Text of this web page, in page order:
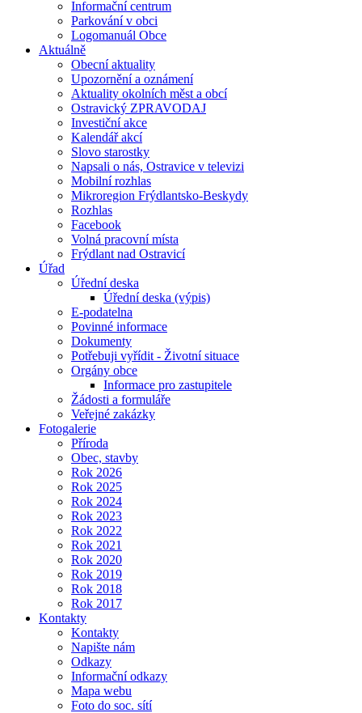
Informační centrum
Parkování v obci
Logomanuál Obce
Aktuálně
Obecní aktuality
Upozornění a oznámení
Aktuality okolních měst a obcí
Ostravický ZPRAVODAJ
Investiční akce
Kalendář akcí
Slovo starostky
Napsali o nás, Ostravice v televizi
Mobilní rozhlas
Mikroregion Frýdlantsko-Beskydy
Rozhlas
Facebook
Volná pracovní místa
Frýdlant nad Ostravicí
Úřad
Úřední deska
Úřední deska (výpis)
E-podatelna
Povinné informace
Dokumenty
Potřebuji vyřídit - Životní situace
Orgány obce
Informace pro zastupitele
Žádosti a formuláře
Veřejné zakázky
Fotogalerie
Příroda
Obec, stavby
Rok 2026
Rok 2025
Rok 2024
Rok 2023
Rok 2022
Rok 2021
Rok 2020
Rok 2019
Rok 2018
Rok 2017
Kontakty
Kontakty
Napište nám
Odkazy
Informační odkazy
Mapa webu
Foto do soc. sítí